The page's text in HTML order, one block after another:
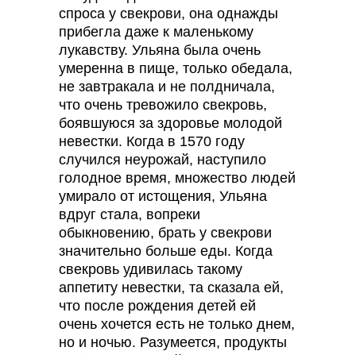
спроса у свекрови, она однажды
прибегла даже к маленькому
лукавству. Ульяна была очень
умеренна в пище, только обедала,
не завтракала и не полдничала,
что очень тревожило свекровь,
боявшуюся за здоровье молодой
невестки. Когда в 1570 году
случился неурожай, наступило
голодное время, множество людей
умирало от истощения, Ульяна
вдруг стала, вопреки
обыкновению, брать у свекрови
значительно больше еды. Когда
свекровь удивилась такому
аппетиту невестки, та сказала ей,
что после рождения детей ей
очень хочется есть не только днем,
но и ночью. Разумеется, продукты